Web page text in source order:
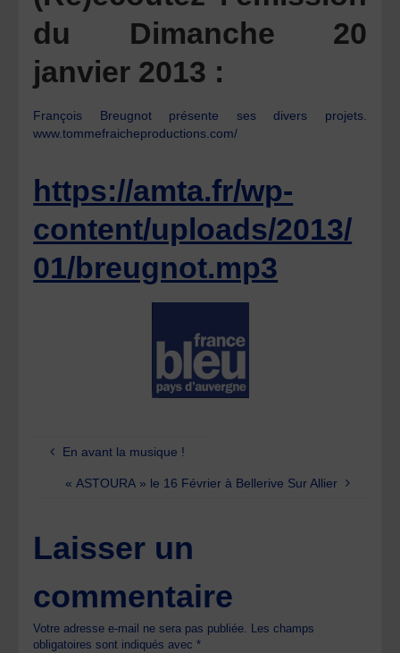
du Dimanche 20
janvier 2013 :
François Breugnot présente ses divers projets.
www.tommefraicheproductions.com/
https://amta.fr/wp-
content/uploads/2013/
01/breugnot.mp3
En avant la musique !
« ASTOURA » le 16 Février à Bellerive Sur Allier
Laisser un
commentaire
Votre adresse e-mail ne sera pas publiée. Les champs
obligatoires sont indiqués avec*